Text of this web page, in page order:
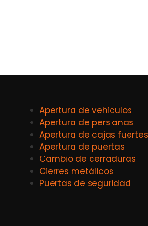
Apertura de vehiculos
Apertura de persianas
Apertura de cajas fuertes
Apertura de puertas
Cambio de cerraduras
Cierres metálicos
Puertas de seguridad